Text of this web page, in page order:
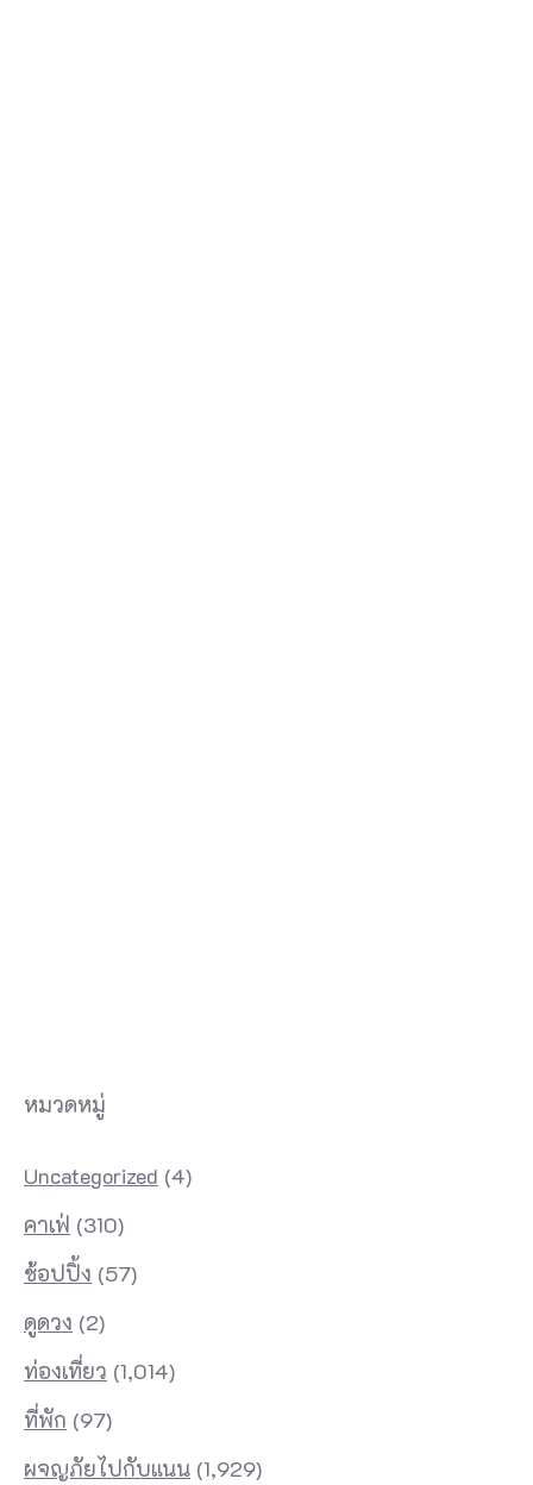
หมวดหมู่
Uncategorized (4)
คาเฟ่ (310)
ช้อปปิ้ง (57)
ดูดวง (2)
ท่องเที่ยว (1,014)
ที่พัก (97)
ผจญภัยไปกับแนน (1,929)